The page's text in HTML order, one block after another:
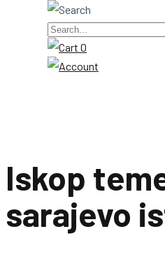
0
Iskop
sarajevo